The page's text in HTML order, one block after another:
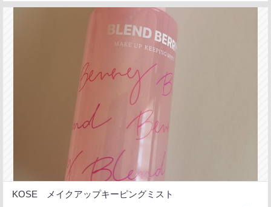
KOSE メイクアップキーピングミスト